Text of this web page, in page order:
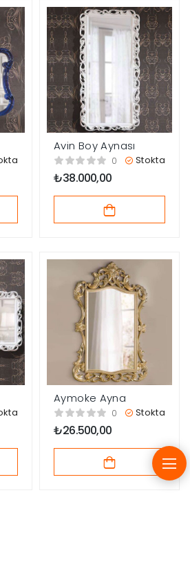
Avin Boy Aynası
0 Stokta
₺38.000,00
Aymoke Ayna
0 Stokta
₺26.500,00